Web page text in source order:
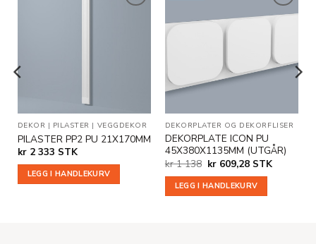
DEKOR | PILASTER | VEGGDEKOR
PILASTER PP2 PU 21X170MM
kr2 333 STK
LEGG I HANDLEKURV
Legg til
DEKORPLATER OG DEKORFLISER
DEKORPLATE ICON PU
45X380X1135MM (UTGÅR)
kr1 138 Opprinnelig
var:
kr 1
138.
kr609,28Nåværende
er:
kr 609,28.
STK
LEGG I HANDLEKURV
|VEGGDEKOR